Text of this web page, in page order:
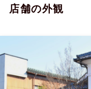
店舗の外観